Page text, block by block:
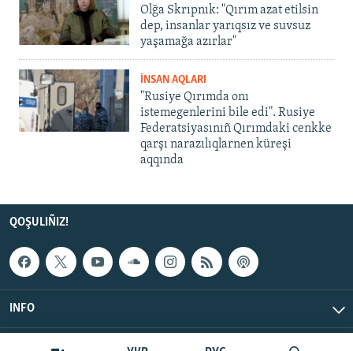
Olğa Skrıpnık: "Qırım azat etilsin
dep, insanlar yarıqsız ve suvsuz
yaşamağa azırlar"
İNSAN AQLARI
"Rusiye Qırımda onı
istemegenlerini bile edi". Rusiye
Federatsiyasınıñ Qırımdaki cenkke
qarşı narazılıqlarnen küreşi
aqqında
QOŞULIÑIZ!
INFO